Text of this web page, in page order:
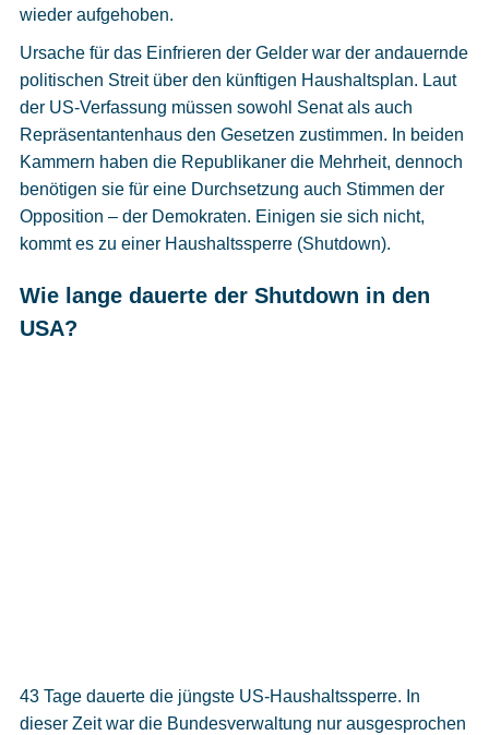
wieder aufgehoben.
Ursache für das Einfrieren der Gelder war der andauernde
politischen Streit über den künftigen Haushaltsplan. Laut
der US-Verfassung müssen sowohl Senat als auch
Repräsentantenhaus den Gesetzen zustimmen. In beiden
Kammern haben die Republikaner die Mehrheit, dennoch
benötigen sie für eine Durchsetzung auch Stimmen der
Opposition – der Demokraten. Einigen sie sich nicht,
kommt es zu einer Haushaltssperre (Shutdown).
Wie lange dauerte der Shutdown in den
USA?
43 Tage dauerte die jüngste US-Haushaltssperre. In
dieser Zeit war die Bundesverwaltung nur ausgesprochen